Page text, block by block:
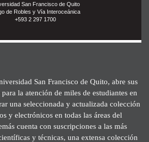
San Francisco de Quito
de Robles y Vía Interoceánica
+593 2 297 1700
San Francisco de Quito, abre sus
la atención de miles de estudiantes en
una seleccionada y actualizada colección
y electrónicos en todas las áreas del
cuenta con suscripciones a las más
y técnicas, una extensa colección